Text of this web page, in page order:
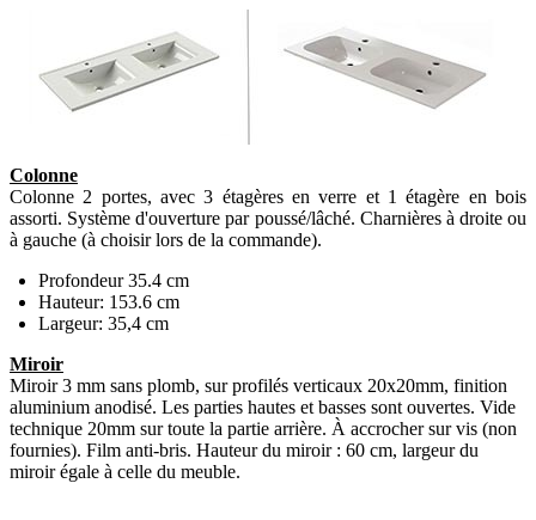
Colonne
Colonne 2 portes, avec 3 étagères en verre et 1 étagère en bois
assorti. Système d'ouverture par poussé/lâché. Charnières à droite ou
à gauche (à choisir lors de la commande).
Profondeur 35.4 cm
Hauteur: 153.6 cm
Largeur: 35,4 cm
Miroir
Miroir 3 mm sans plomb, sur profilés verticaux 20x20mm, finition
aluminium anodisé. Les parties hautes et basses sont ouvertes. Vide
technique 20mm sur toute la partie arrière. À accrocher sur vis (non
fournies). Film anti-bris. Hauteur du miroir : 60 cm, largeur du
miroir égale à celle du meuble.